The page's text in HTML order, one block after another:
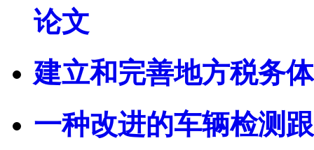
论文
建立和完善地方税务
一种改进的车辆检测